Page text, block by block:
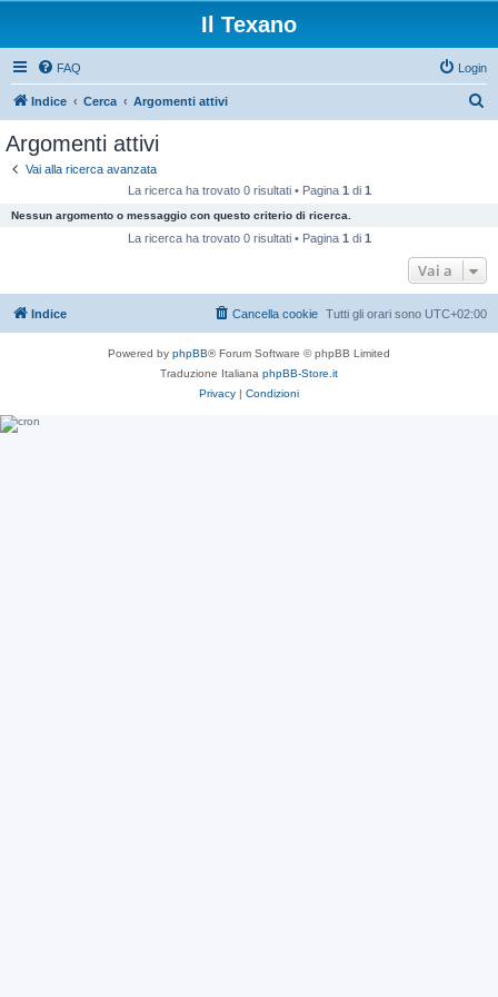
Il Texano
FAQ Login
Indice Cerca Argomenti attivi
Argomenti attivi
Vai alla ricerca avanzata
La ricerca ha trovato 0 risultati • Pagina 1 di 1
Nessun argomento o messaggio con questo criterio di ricerca.
La ricerca ha trovato 0 risultati • Pagina 1 di 1
Vai a
Indice Tutti gli orari sono UTC+02:00
Cancella cookie
Powered by phpBB® Forum Software © phpBB Limited
Traduzione Italiana phpBB-Store.it
Privacy | Condizioni